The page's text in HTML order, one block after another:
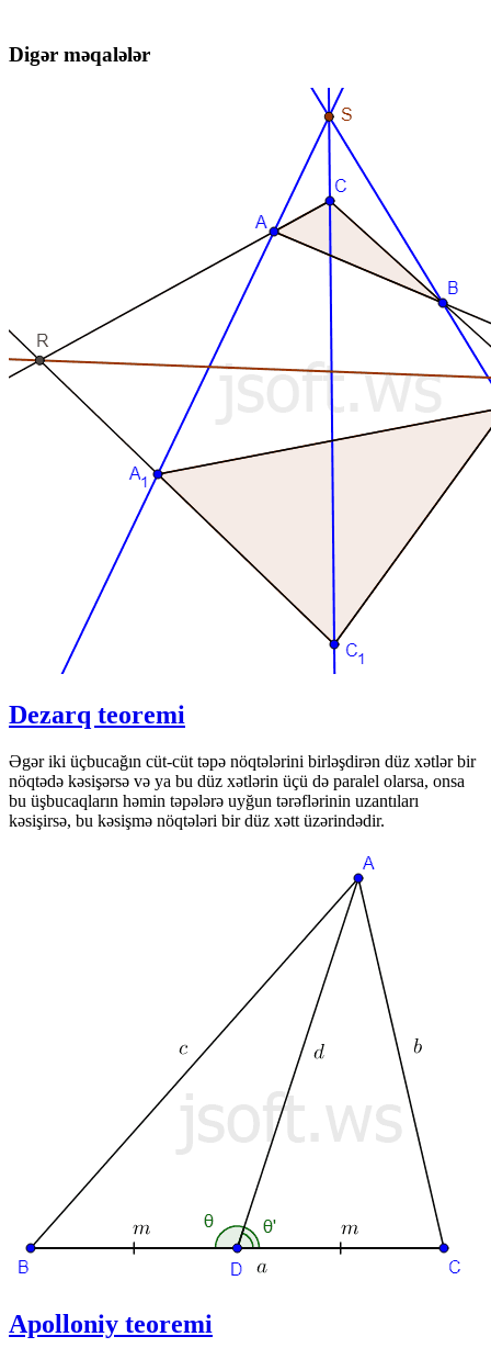
Digər məqalələr
Dezarq teoremi
Əgər iki üçbucağın cüt-cüt təpə nöqtələrini birləşdirən düz xətlər bir
nöqtədə kəsişərsə və ya bu düz xətlərin üçü də paralel olarsa, onsa
bu üşbucaqların həmin təpələrə uyğun tərəflərinin uzantıları
kəsişirsə, bu kəsişmə nöqtələri bir düz xətt üzərindədir.
Apolloniy teoremi